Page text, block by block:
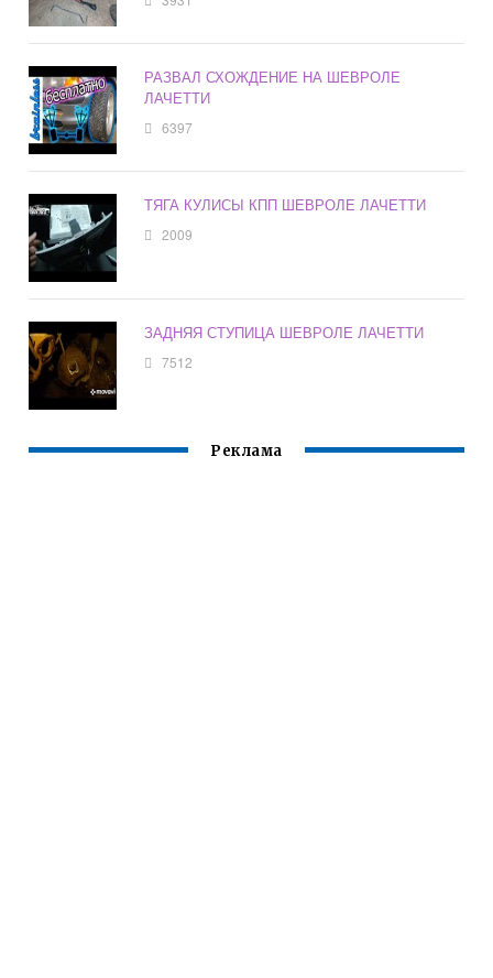
РАЗВАЛ СХОЖДЕНИЕ НА ШЕВРОЛЕ
ЛАЧЕТТИ
6397
ТЯГА КУЛИСЫ КПП ШЕВРОЛЕ ЛАЧЕТТИ
2009
ЗАДНЯЯ СТУПИЦА ШЕВРОЛЕ ЛАЧЕТТИ
7512
Реклама